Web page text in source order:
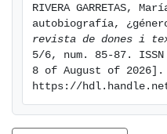
RIVERA GARRETAS,
autobiografía,
revista de dones i
5/6, num. 85-87.
8 of August of
https://